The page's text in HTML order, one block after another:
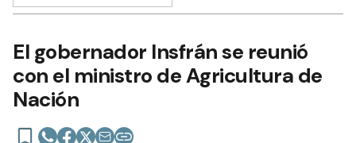
El gobernador Insfrán se reunió
con el ministro de Agricultura de
Nación